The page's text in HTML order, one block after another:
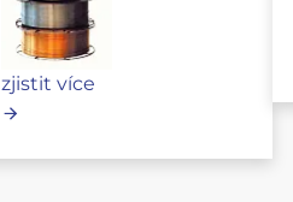
zjistit více